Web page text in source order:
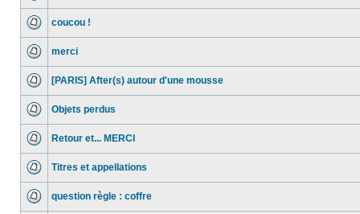
coucou !
merci
[PARIS] After(s) autour d'une mousse
Objets perdus
Retour et... MERCI
Titres et appellations
question règle : coffre